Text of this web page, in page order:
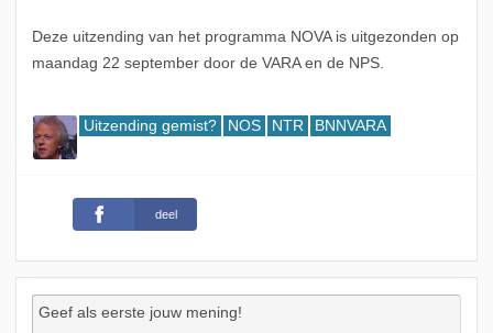
Deze uitzending van het programma NOVA is uitgezonden op
maandag 22 september door de VARA en de NPS.
Uitzending gemist? NOS NTR BNNVARA
deel